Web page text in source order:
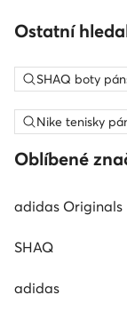
Ostatní
SHAQ boty
Nike tenisky
Oblíbené
adidas Originals
SHAQ
adidas